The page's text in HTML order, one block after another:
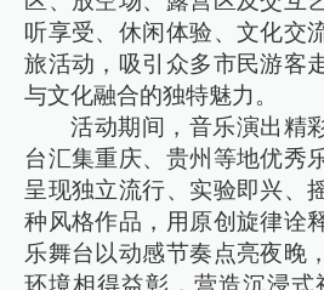
听享受、休闲体验、文化交
旅活动，吸引众多市民游客
与文化融合的独特魅力。
活动期间，音乐演出精
台汇集重庆、贵州等地优秀
呈现独立流行、实验即兴、
种风格作品，用原创旋律诠
乐舞台以动感节奏点亮夜晚
环境相得益彰，营造沉浸式